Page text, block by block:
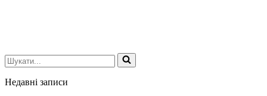
Шукати...
Недавні записи